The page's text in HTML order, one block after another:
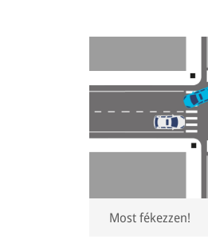
Most fékezzen!